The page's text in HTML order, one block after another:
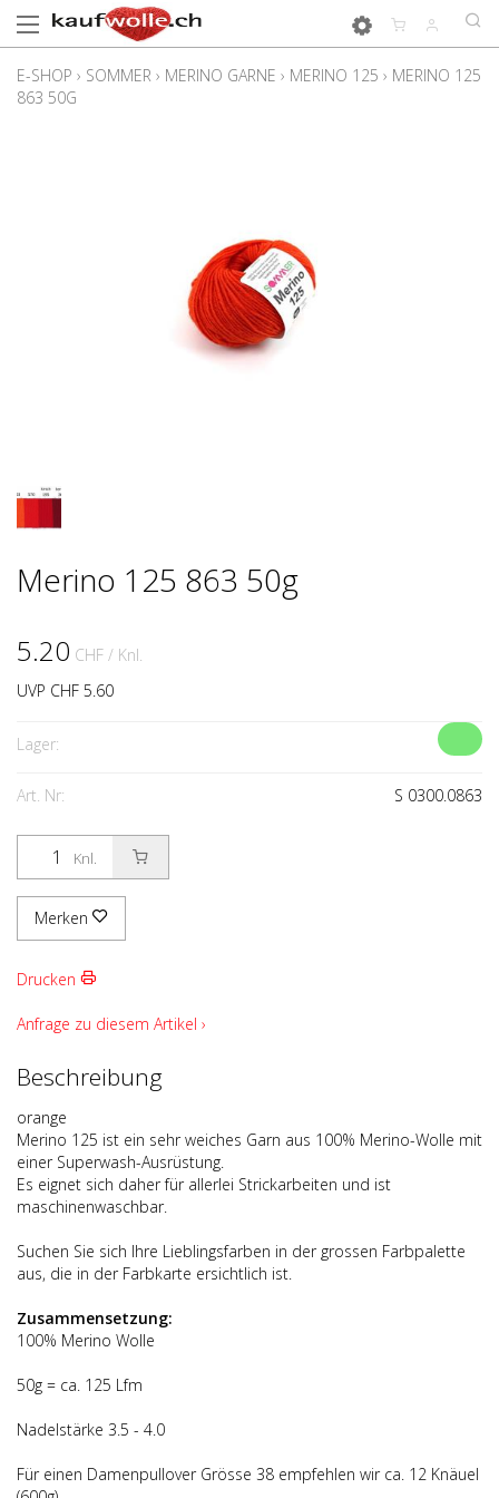
E-SHOP › SOMMER › MERINO GARNE › MERINO 125 › MERINO 125
863 50G
Merino 125 863 50g
5.20 CHF / Knl.
UVP CHF 5.60
Lager:
Art. Nr: S 0300.0863
Knl.
Merken
Drucken
Anfrage zu diesem Artikel ›
Beschreibung
orange
Merino 125 ist ein sehr weiches Garn aus 100% Merino-Wolle mit
einer Superwash-Ausrüstung.
Es eignet sich daher für allerlei Strickarbeiten und ist
maschinenwaschbar.
Suchen Sie sich Ihre Lieblingsfarben in der grossen Farbpalette
aus, die in der Farbkarte ersichtlich ist.
Zusammensetzung:
100% Merino Wolle
50g = ca. 125 Lfm
Nadelstärke 3.5 - 4.0
Für einen Damenpullover Grösse 38 empfehlen wir ca. 12 Knäuel